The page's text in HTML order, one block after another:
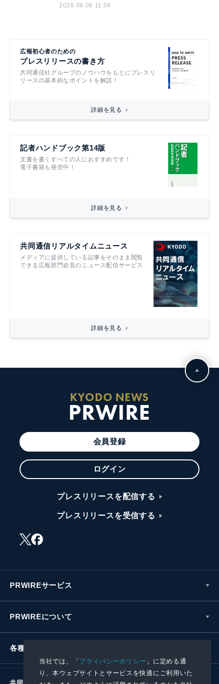
当社では、「プライバシーポリシー 」に定める通
り、本ウェブサイトとサービスを快適にご利用いた
2026.08.06 11:04
広報初心者のための
プレスリリースの書き方
共同通信社グループのノウハウをもとにプレスリ
リースの基本的なポイントを解説！
詳細を見る
記者ハンドブック第14版
文書を書くすべての人におすすめです！
電子書籍も発売中！
詳細を見る
共同通信リアルタイムニュース
メディアに提供している記事をそのまま閲覧
できる広報部門必見のニュース配信サービス
詳細を見る
KYODO NEWS
PRWIRE
会員登録
ログイン
プレスリリースを配信する
プレスリリースを受信する
PRWIREサービス
PRWIREについて
各種お問い合わせ